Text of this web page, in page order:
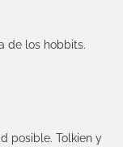
de los hobbits.
posible. Tolkien y